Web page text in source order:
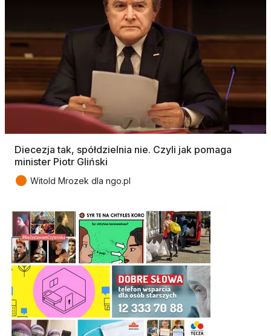
Diecezja tak, spółdzielnia nie. Czyli jak pomaga
minister Piotr Gliński
● Witold Mrozek dla ngo.pl